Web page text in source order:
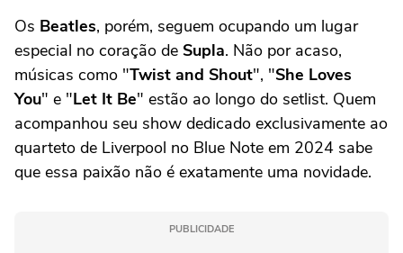
Os Beatles, porém, seguem ocupando um lugar
especial no coração de Supla. Não por acaso,
músicas como "Twist and Shout", "She Loves
You" e "Let It Be" estão ao longo do setlist. Quem
acompanhou seu show dedicado exclusivamente ao
quarteto de Liverpool no Blue Note em 2024 sabe
que essa paixão não é exatamente uma novidade.
PUBLICIDADE